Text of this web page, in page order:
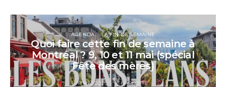
AGENDA LA FIN DE SEMAINE
Quoi faire cette fin de semaine à
Montréal ? 9, 10 et 11 mai (spécial
Fête des mères)
8 MAI 2025 CHARLOTTE